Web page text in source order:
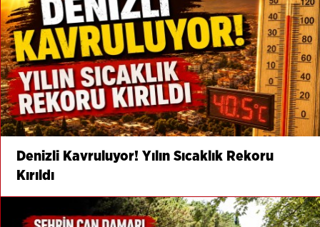
Denizli Kavruluyor! Yılın Sıcaklık Rekoru
Kırıldı